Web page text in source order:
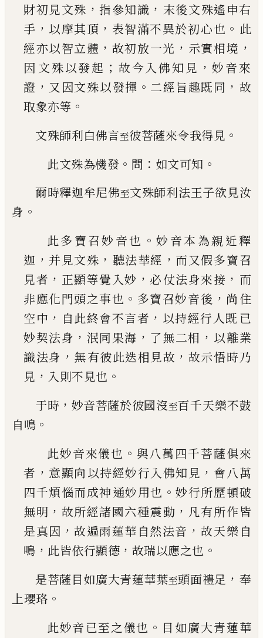
財初見文殊 ， 指參知識 ， 末後文殊遙申右
手 ， 以摩其頂 ， 表智滿不異於初心也 。 此
經亦以智立體 ， 故初放一光 ， 示實相境 ，
因 文殊以發起 ； 故今入佛知見 ， 妙音來
證 ， 又因文殊以發揮 。 二經旨趣既同 ， 故
取象亦等 。
文殊師利白佛言至彼菩薩來令我得見 。
此文殊為機發 。 問 ： 如文可知 。
爾時釋迦牟尼佛至文殊師利法王子欲見汝
身 。
此多寶召妙音也 。 妙音本為親近釋
迦 ， 并見文殊 ， 聽法華經 ， 而又假多寶召
見者 ， 正顯等覺入妙 ， 必仗法身來接 ， 而
非應化門頭之事也 。 多寶召妙音後 ， 尚住
空中 ， 自此終會不言者 ， 以持經行人既 已
妙契法身 ， 泯同果海 ， 了無二相 ， 以離業
識法身 ， 無有彼此迭相見故 ， 故示悟時乃
見 ， 入則不見也 。
于時 ， 妙音菩薩於彼國沒至百千天樂不鼓
自鳴 。
此妙音來儀也 。 與八萬四千菩薩俱來
者 ， 意顯向以持經妙行入佛知見 ， 會八萬
四千煩惱而成神通妙用也 。 妙行所歷頓破
無明 ， 故所經諸國六種震動 ， 凡有所作皆
是真因 ， 故遍雨蓮華自然法音 ， 故天樂自
鳴 ， 此皆依行顯德 ， 故瑞以應之也 。
是菩薩目如廣大青蓮華葉至頭面禮足 ， 奉
上瓔珞 。
此妙音 已至之儀也 。 目如廣大青蓮華